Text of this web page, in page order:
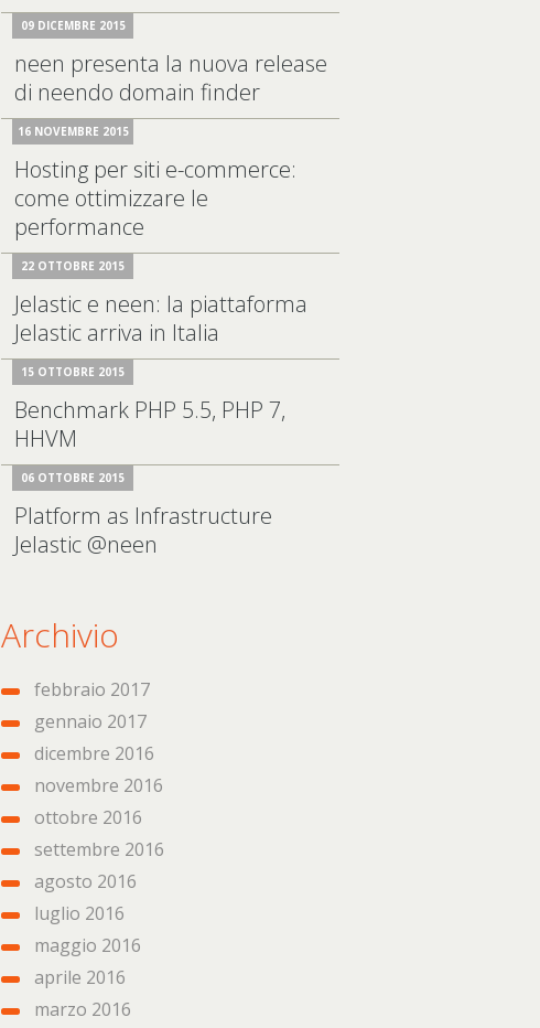
09 DICEMBRE 2015
neen presenta la nuova release
di neendo domain finder
16 NOVEMBRE 2015
Hosting per siti e-commerce:
come ottimizzare le
performance
22 OTTOBRE 2015
Jelastic e neen: la piattaforma
Jelastic arriva in Italia
15 OTTOBRE 2015
Benchmark PHP 5.5, PHP 7,
HHVM
06 OTTOBRE 2015
Platform as Infrastructure
Jelastic @neen
Archivio
febbraio 2017
gennaio 2017
dicembre 2016
novembre 2016
ottobre 2016
settembre 2016
agosto 2016
luglio 2016
maggio 2016
aprile 2016
marzo 2016